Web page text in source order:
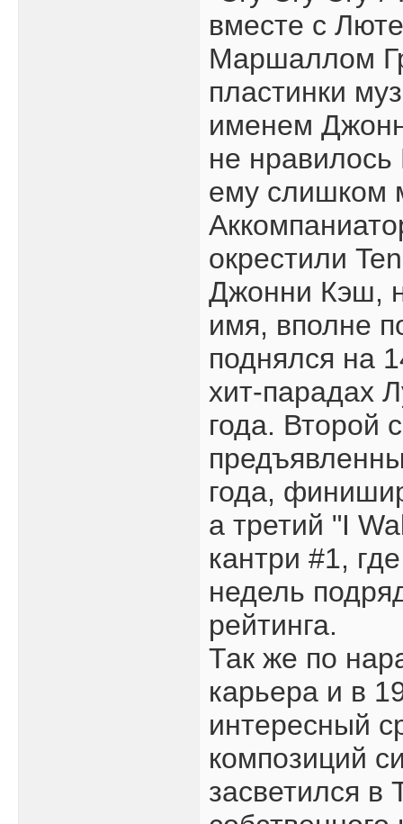
вместе с
Маршаллом
пластинки
именем
не нравилось
ему слишком
окрестили
Джонни Кэш,
имя, вполне
поднялся на
хит-парадах
года. Второй
года,
а третий "I
кантри #1,
недель
рейтинга.
Так же по
карьера и в
интересный
композиций
засветился в